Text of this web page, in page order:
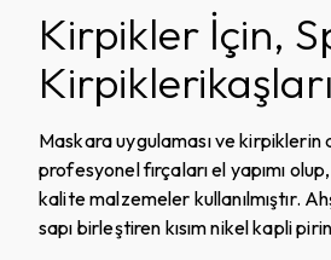
Kirpikler İçin,
Maskara uygulaması ve kirpiklerin
profesyonel fırçaları el yapımı
kalite malzemeler kullanılmıştır.
sapı birleştiren kısım nikel kapli